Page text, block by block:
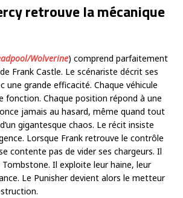
retrouve la mécanique
Wolverine) comprend parfaitement
Frank Castle. Le scénariste décrit ses
une grande efficacité. Chaque véhicule
fonction. Chaque position répond à une
jamais au hasard, même quand tout
gigantesque chaos. Le récit insiste
Lorsque Frank retrouve le contrôle
contente pas de vider ses chargeurs. Il
Il exploite leur haine, leur
Le Punisher devient alors le metteur